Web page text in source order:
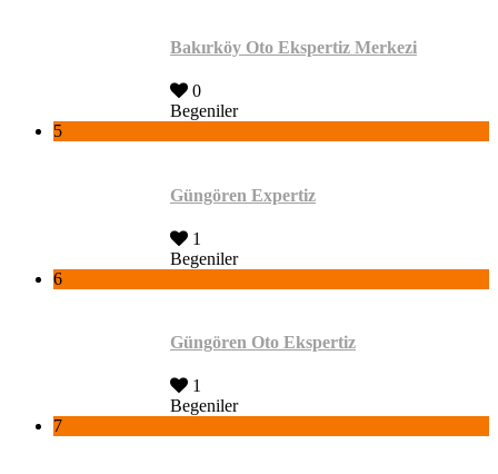
Bakırköy Oto Ekspertiz Merkezi
0
Begeniler
5
Güngören Expertiz
1
Begeniler
6
Güngören Oto Ekspertiz
1
Begeniler
7